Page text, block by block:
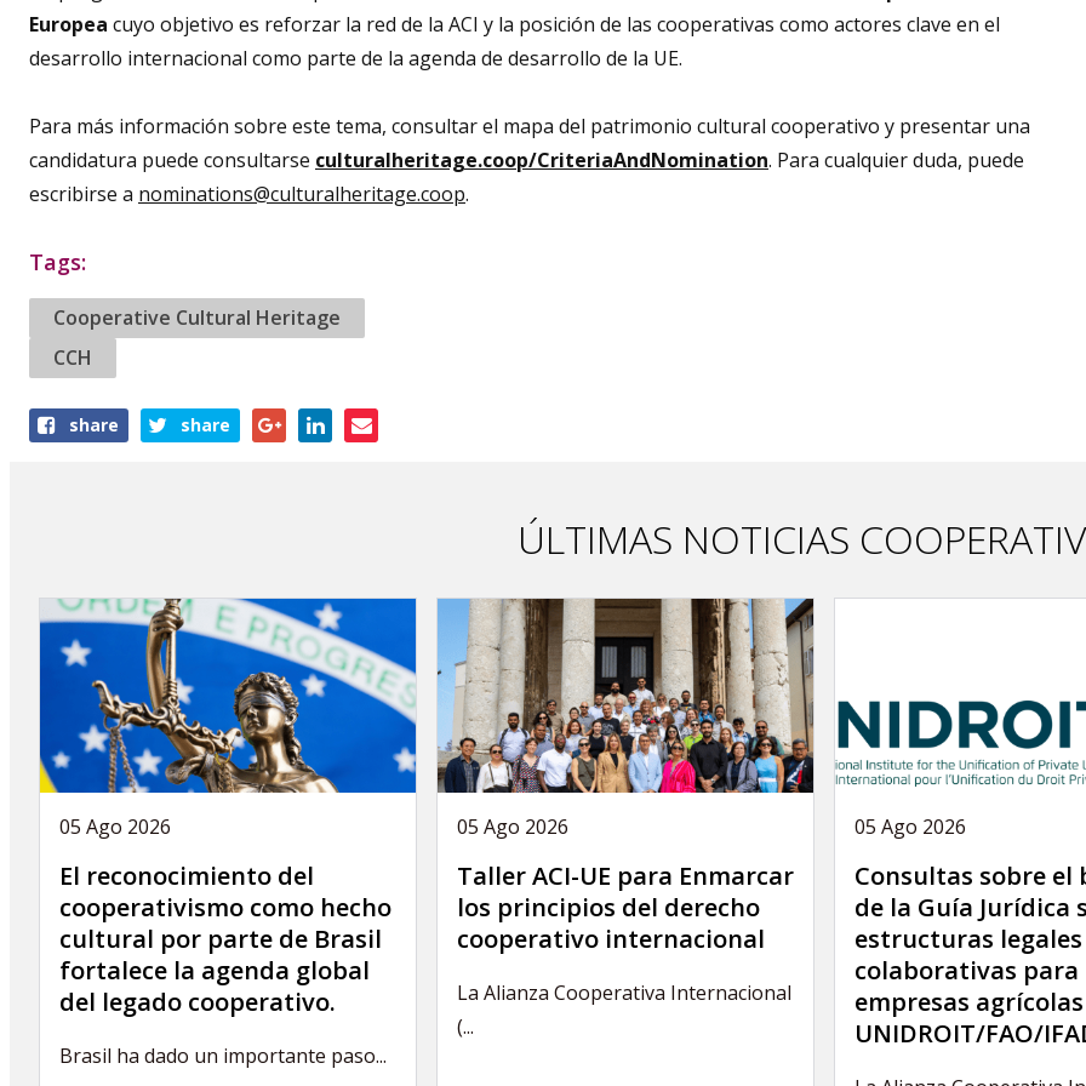
Europea cuyo objetivo es reforzar la red de la ACI y la posición de las cooperativas como actores clave en el
desarrollo internacional como parte de la agenda de desarrollo de la UE.
Para más información sobre este tema, consultar el mapa del patrimonio cultural cooperativo y presentar una
candidatura puede consultarse culturalheritage.coop/CriteriaAndNomination. Para cualquier duda, puede
escribirse a nominations@culturalheritage.coop.
Tags:
Cooperative Cultural Heritage
CCH
Shareshare share
ÚLTIMAS NOTICIAS
05 Ago 2026
El reconocimiento del
cooperativismo como hecho
cultural por parte de Brasil
fortalece la agenda global
del legado cooperativo.
Brasil ha dado un importante paso...
05 Ago 2026
Taller ACI-UE para Enmarcar
los principios del derecho
cooperativo internacional
La Alianza Cooperativa Internacional
(...
05 Ago 2026
Consultas sobre el
de la Guía Jurídica
estructuras legales
colaborativas para
empresas
UNIDROIT/FAO/